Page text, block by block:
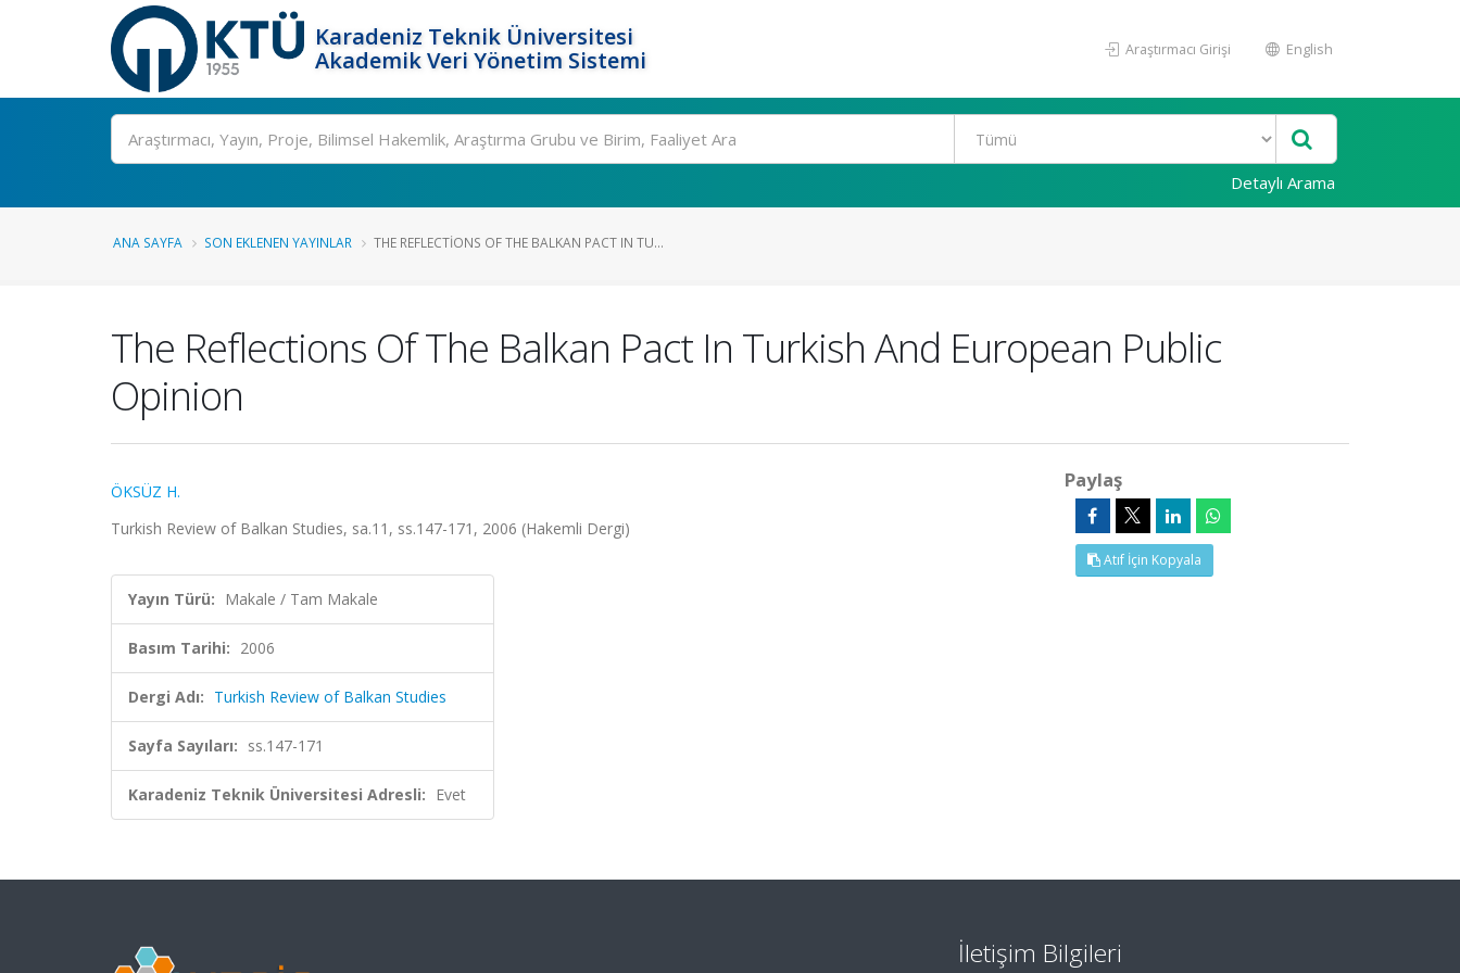
Karadeniz Teknik Üniversitesi
Akademik Veri Yönetim Sistemi
Araştırmacı Girişi English
Ara
Detaylı Arama
ANA SAYFA SON EKLENEN YAYINLAR THE REFLECTIONS OF THE BALKAN PACT IN TU...
The Reflections Of The Balkan Pact In Turkish And European Public
Opinion
ÖKSÜZ H.
Turkish Review of Balkan Studies, sa.11, ss.147-171, 2006 (Hakemli Dergi)
Yayın Türü: Makale / Tam Makale
Basım Tarihi: 2006
Dergi Adı: Turkish Review of Balkan Studies
Sayfa Sayıları: ss.147-171
Karadeniz Teknik Üniversitesi Adresli: Evet
Paylaş
Atıf İçin Kopyala
İletişim Bilgileri